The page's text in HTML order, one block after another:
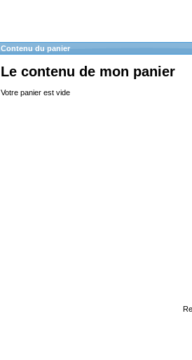
Contenu du panier
Le contenu de mon panier
Votre panier est vide